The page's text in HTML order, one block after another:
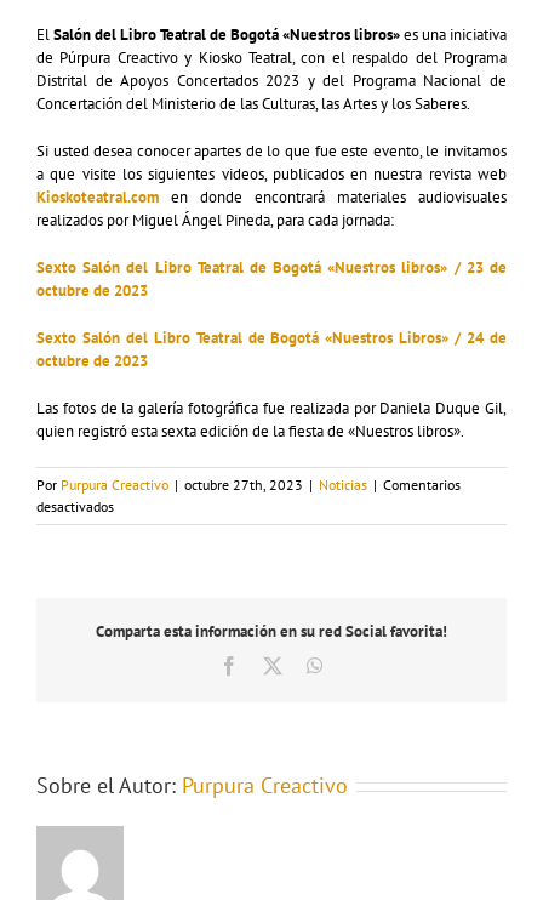
ElSalón del Libro Teatral de Bogotá «Nuestros libros»es una iniciativa
de Púrpura Creactivo y Kiosko Teatral, con el respaldo del Programa
Distrital de Apoyos Concertados 2023 y del Programa Nacional de
Concertación del Ministerio de las Culturas, las Artes y los Saberes.
Si usted desea conocer apartes de lo que fue este evento, le invitamos
a que visite los siguientes videos, publicados en nuestra revista web
Kioskoteatral.com en donde encontrará materiales audiovisuales
realizados por Miguel Ángel Pineda, para cada jornada:
Sexto Salón del Libro Teatral de Bogotá «Nuestros libros» / 23 de
octubre de 2023
Sexto Salón del Libro Teatral de Bogotá «Nuestros Libros» / 24 de
octubre de 2023
Las fotos de la galería fotográfica fue realizada por Daniela Duque Gil,
quien registró esta sexta edición de la fiesta de «Nuestros libros».
Por Purpura Creactivo | octubre 27th, 2023 | Noticias | Comentarios
desactivadosen
Sexto
de
Comparta esta información en su red Social favorita!
Facebook
Sobre el Autor: Purpura Creactivo